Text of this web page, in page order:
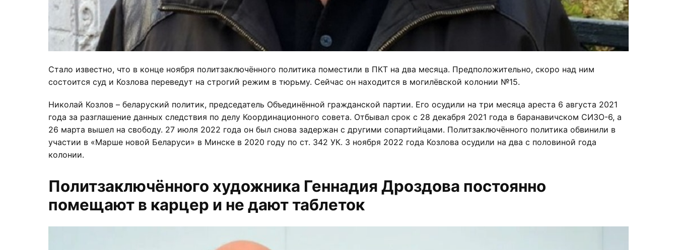
Стало известно, что в конце ноября политзаключённого политика поместили в ПКТ на два месяца. Предположительно, скоро над ним
состоится суд и Козлова переведут на строгий режим в тюрьму. Сейчас он находится в могилёвской колонии №15.
Николай Козлов – беларуский политик, председатель Объединённой гражданской партии. Его осудили на три месяца ареста 6 августа 2021
года за разглашение данных следствия по делу Координационного совета. Отбывал срок с 28 декабря 2021 года в баранавичском СИЗО-6, а
26 марта вышел на свободу. 27 июля 2022 года он был снова задержан с другими сопартийцами. Политзаключённого политика обвинили в
участии в «Марше новой Беларуси» в Минске в 2020 году по ст. 342 УК. 3 ноября 2022 года Козлова осудили на два с половиной года
колонии.
Политзаключённого художника Геннадия Дроздова постоянно
помещают в карцер и не дают таблеток